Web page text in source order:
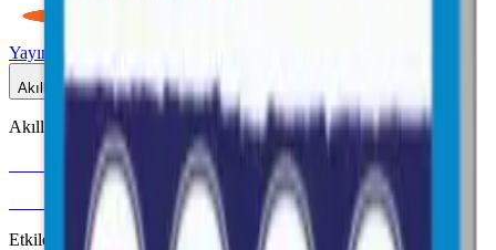
Yayınlar
Akıllı Tahta
Akıllı Tahta Uyumlu
Fenomen Okul
More & More
Etkileşimli içerik · Video destekli anlatım · MEB uyumlu